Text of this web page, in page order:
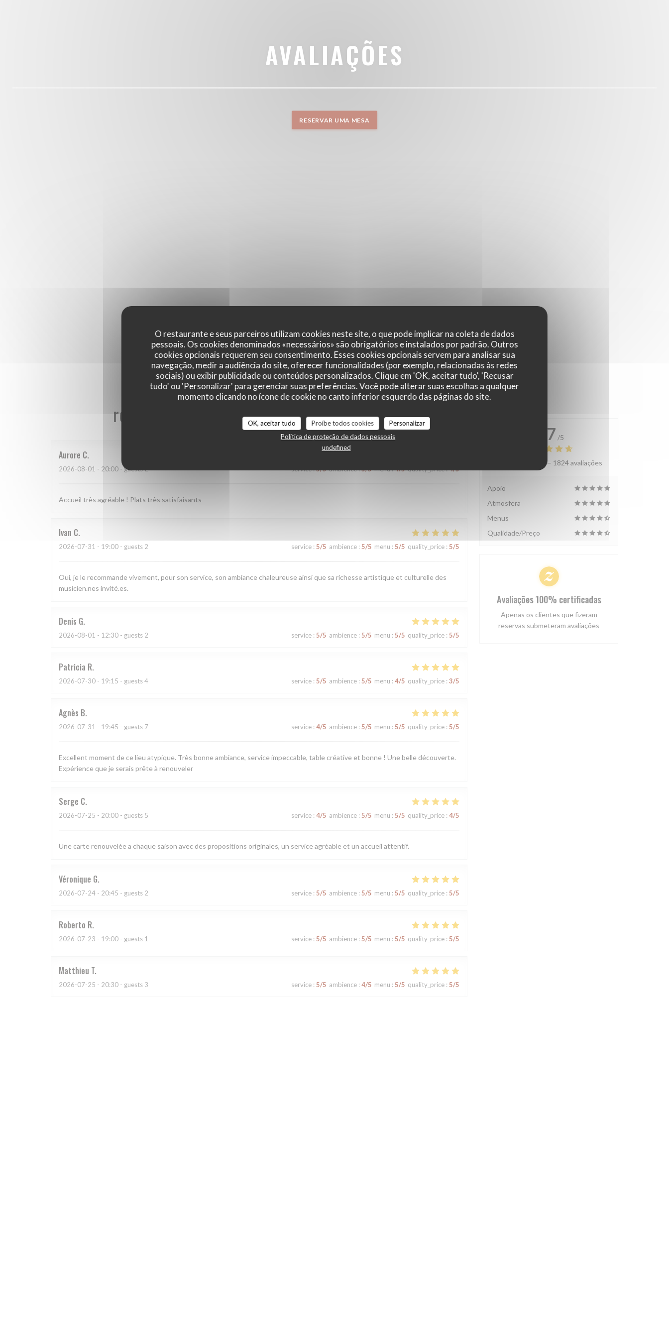
O restaurante e seus parceiros utilizam cookies neste site, o que pode implicar na coleta de dados
pessoais. Os cookies denominados «necessários» são obrigatórios e instalados por padrão. Outros
cookies opcionais requerem seu consentimento. Esses cookies opcionais servem para analisar sua
navegação, medir a audiência do site, oferecer funcionalidades (por exemplo, relacionadas às redes
sociais) ou exibir publicidade ou conteúdos personalizados. Clique em 'OK, aceitar tudo', 'Recusar
tudo' ou 'Personalizar' para gerenciar suas preferências. Você pode alterar suas escolhas a qualquer
momento clicando no ícone de cookie no canto inferior esquerdo das páginas do site.
OK, aceitar tudo Proíbe todos cookies
Personalizar
Política de proteção de dados pessoais
undefined
AVALIAÇÕES
RESERVAR UMA MESA
reviews_from_our_clients_following_booking
Aurore C
2026-08-01 - 20:00 - guests 2 service:5/5 ambience:5/5 menu:4/5 quality_price:4/5
Accueil très agréable ! Plats très satisfaisants
Ivan C
2026-07-31 - 19:00 - guests 2 service : 5/5 ambience : 5/5 menu : 5/5 quality_price : 5/5
Oui, je le recommande vivement, pour son service, son ambiance chaleureuse ainsi que sa richesse artistique et culturelle des
musicien.nes invité.es.
Denis G
2026-08-01 - 12:30 - guests 2 service : 5/5 ambience : 5/5 menu : 5/5 quality_price : 5/5
Patricia R
2026-07-30 - 19:15 - guests 4 service : 5/5 ambience : 5/5 menu : 4/5 quality_price : 3/5
Agnès B
2026-07-31 - 19:45 - guests 7 service : 4/5 ambience : 5/5 menu : 5/5 quality_price : 5/5
Excellent moment de ce lieu atypique. Très bonne ambiance, service impeccable, table créative et bonne ! Une belle découverte.
Expérience que je serais prête à renouveler
Serge C
2026-07-25 - 20:00 - guests 5 service : 4/5 ambience : 5/5 menu : 5/5 quality_price : 4/5
Une carte renouvelée a chaque saison avec des propositions originales, un service agréable et un accueil attentif.
Véronique G
2026-07-24 - 20:45 - guests 2 service : 5/5 ambience : 5/5 menu : 5/5 quality_price : 5/5
Roberto R
2026-07-23 - 19:00 - guests 1 service : 5/5 ambience : 5/5 menu : 5/5 quality_price : 5/5
Matthieu T
2026-07-25 - 20:30 - guests 3 service : 5/5 ambience : 4/5 menu : 5/5 quality_price : 5/5
4.7 /5
Avaliação média — 1824 avaliações
Apoio
Atmosfera
Menus
Qualidade/Preço
Avaliações 100% certificadas
Apenas os clientes que fizeram
reservas submeteram avaliações